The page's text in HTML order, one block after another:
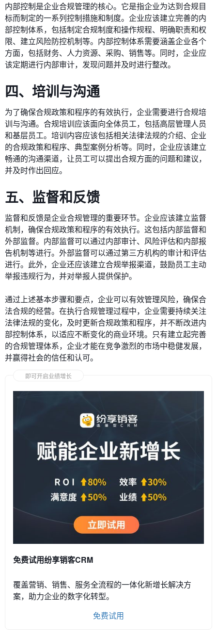
内部控制是企业合规管理的核心。它是指企业为达到合规目
标而制定的一系列控制措施和制度。企业应该建立完善的内
部控制体系，包括制定合规制度和操作规程、明确职责和权
限、建立风险防控机制等。内部控制体系需要涵盖企业各个
方面，包括财务、人力资源、采购、销售等。同时，企业应
该定期进行内部审计，发现问题并及时进行整改。
四、培训与沟通
为了确保合规政策和程序的有效执行，企业需要进行合规培
训与沟通。合规培训应该面向全体员工，包括高层管理人员
和基层员工。培训内容应该包括相关法律法规的介绍、企业
的合规政策和程序、典型案例分析等。同时，企业应该建立
畅通的沟通渠道，让员工可以提出合规方面的问题和建议，
并及时作出回应。
五、监督和反馈
监督和反馈是企业合规管理的重要环节。企业应该建立监督
机制，确保合规政策和程序的有效执行。这包括内部监督和
外部监督。内部监督可以通过内部审计、风险评估和内部报
告机制等进行。外部监督可以通过第三方机构的审计和评估
进行。此外，企业还应该建立合规举报渠道，鼓励员工主动
举报违规行为，并对举报人提供保护。
通过上述基本步骤和要点，企业可以有效管理风险，确保合
法合规的经营。在执行合规管理过程中，企业需要持续关注
法律法规的变化，及时更新合规政策和程序，并不断改进内
部控制体系，以适应不断变化的商业环境。只有建立起完善
的合规管理体系，企业才能在竞争激烈的市场中稳健发展，
并赢得社会的信任和认可。
即可开启业绩增长
免费试用纷享销客CRM
覆盖营销、销售、服务全流程的一体化新增长解决方
案，助力企业的数字化转型。
免费试用